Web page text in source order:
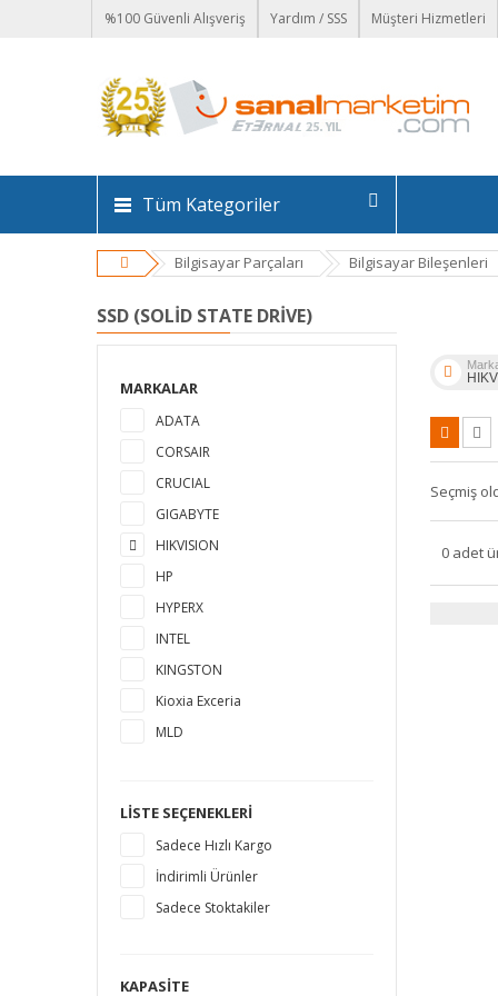
%100 Güvenli Alışveriş Yardım / SSS Müşteri Hizmetleri
Tüm Kategoriler
Bilgisayar Parçaları Bilgisayar Bileşenleri
SSD (SOLID STATE DRIVE)
MARKALAR
ADATA
CORSAIR
CRUCIAL
GIGABYTE
HIKVISION
HP
HYPERX
INTEL
KINGSTON
Kioxia Exceria
MLD
PLEXTOR
PNY
SAMSUNG
SANDISK
SILICON POWER
LISTE SEÇENEKLERI
Sadece Hızlı Kargo
İndirimli Ürünler
Sadece Stoktakiler
KAPASITE
Seçmiş
0 adet